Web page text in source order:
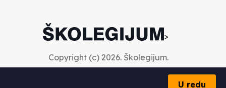
>
Copyright (c) 2026. Školegijum.
U redu